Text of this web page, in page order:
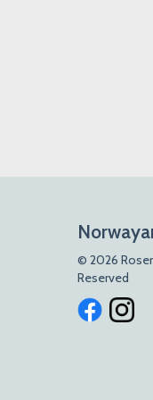
© 2026
Reserved